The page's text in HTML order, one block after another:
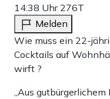
14:38 Uhr 276T
Melden
Wie muss ein 22-
Cocktails auf
wirft ?
„Aus